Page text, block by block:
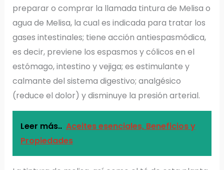
preparar o comprar la llamada tintura de Melisa o
agua de Melisa, la cual es indicada para tratar los
gases intestinales; tiene acción antiespasmódica,
es decir, previene los espasmos y cólicos en el
estómago, intestino y vejiga; es estimulante y
calmante del sistema digestivo; analgésico
(reduce el dolor) y disminuye la presión arterial.
Leer más.. Aceites esenciales, Beneficios y
Propiedades